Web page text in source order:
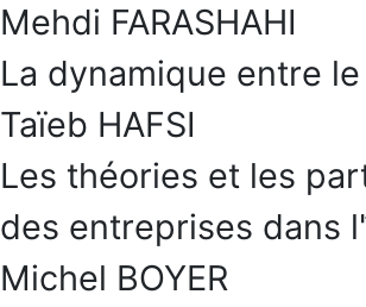
Mehdi FARASHAHI
La dynamique entre
Taïeb HAFSI
Les théories et les
des entreprises dans
Michel BOYER